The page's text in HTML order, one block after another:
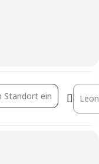
[NG1vvEYH8]